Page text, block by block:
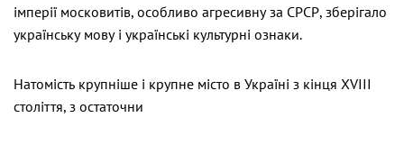
імперії московитів, особливо агресивну за СРСР, зберігало
українську мову і українські культурні ознаки.
Натомість крупніше і крупне місто в Україні з кінця XVIII
століття, з остаточни